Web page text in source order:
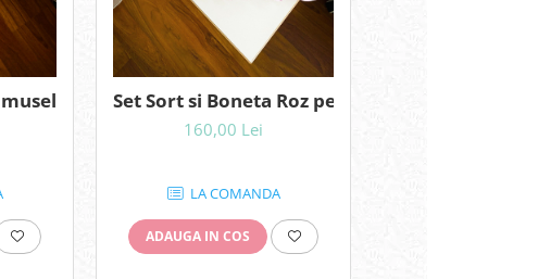
bleu Aviator personalizata cu nume
Set Sort si Boneta Roz personalizat
160,00 Lei
LA COMANDA
ADAUGA IN COS